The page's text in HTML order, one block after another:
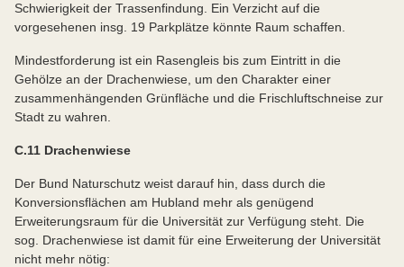
Schwierigkeit der Trassenfindung. Ein Verzicht auf die
vorgesehenen insg. 19 Parkplätze könnte Raum schaffen.
Mindestforderung ist ein Rasengleis bis zum Eintritt in die
Gehölze an der Drachenwiese, um den Charakter einer
zusammenhängenden Grünfläche und die Frischluftschneise zur
Stadt zu wahren.
C.11 Drachenwiese
Der Bund Naturschutz weist darauf hin, dass durch die
Konversionsflächen am Hubland mehr als genügend
Erweiterungsraum für die Universität zur Verfügung steht. Die
sog. Drachenwiese ist damit für eine Erweiterung der Universität
nicht mehr nötig: